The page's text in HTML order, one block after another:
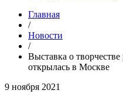
Главная
/
Новости
/
Выставка о
открылась в Москве
9 ноября 2021